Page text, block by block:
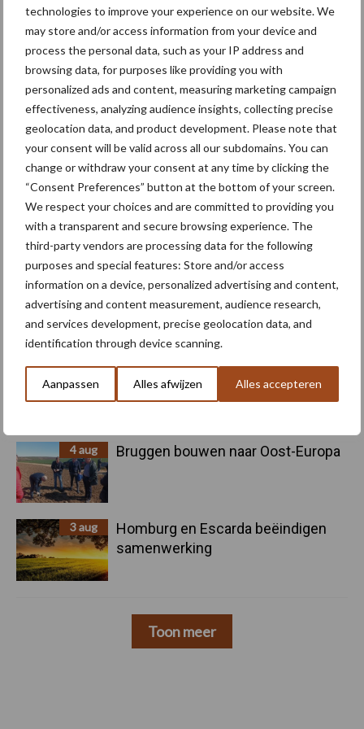
technologies to improve your experience on our website. We
may store and/or access information from your device and
process the personal data, such as your IP address and
browsing data, for purposes like providing you with
personalized ads and content, measuring marketing campaign
effectiveness, analyzing audience insights, collecting precise
geolocation data, and product development. Please note that
your consent will be valid across all our subdomains. You can
change or withdraw your consent at any time by clicking the
“Consent Preferences” button at the bottom of your screen.
We respect your choices and are committed to providing you
with a transparent and secure browsing experience. The
third-party vendors are processing data for the following
purposes and special features: Store and/or access
information on a device, personalized advertising and content,
advertising and content measurement, audience research,
and services development, precise geolocation data, and
identification through device scanning.
Aanpassen Alles afwijzen Alles accepteren
Primaire
Sidebar
Recent nieuws Partner nieuws
6 aug
"Hoge verwachtingen van schijven
voor kouters"
Oogst biologische aardappelen in
volle gang
5 aug
pootcombinatie van AVR
4 aug Bruggen bouwen naar Oost-Europa
3 aug
Homburg en Escarda beëindigen
samenwerking
Toon meer
Toon meer